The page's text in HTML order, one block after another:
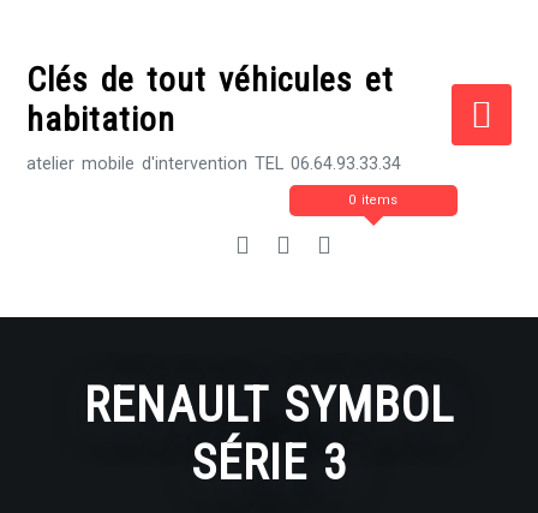
contentClés de tout véhicules et
habitation
atelier mobile d'intervention TEL 06.64.93.33.34
0 items
RENAULT SYMBOL
SÉRIE 3